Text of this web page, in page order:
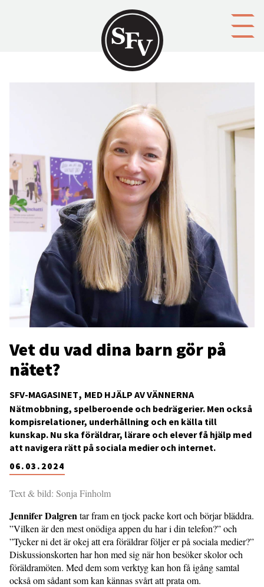
SFV-MAGASINET MED HJÄLP AV VÄNNERNA
Vet du vad dina barn gör på
nätet?
06.03.2024
Nätmobbning, spelberoende och bedrägerier. Men också
kompis­relationer, underhållning och en källa till
kunskap. Nu ska föräldrar, lärare och elever få hjälp med
att navigera rätt på sociala medier och internet.
Text & bild: Sonja Finholm
Jennifer Dalgrentar fram en tjock packe kort och börjar bläddra.
”Vilken är den mest onödiga appen du har i din telefon?” och
”Tycker ni det är okej att era föräldrar följer er på sociala medier?”
Diskussionskorten har hon med sig när hon besöker skolor och
föräldramöten. Med dem som verktyg kan hon få igång samtal
också om sådant som kan kännas svårt att prata om.